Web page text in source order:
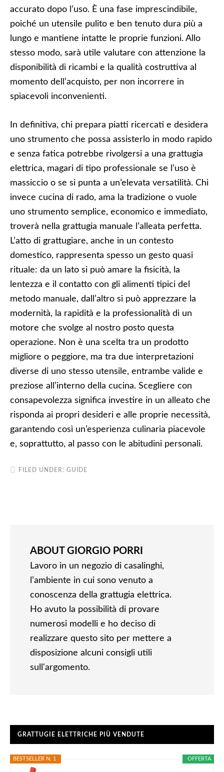
accurato dopo l’uso. È una fase imprescindibile,
poiché un utensile pulito e ben tenuto dura più a
lungo e mantiene intatte le proprie funzioni. Allo
stesso modo, sarà utile valutare con attenzione la
disponibilità di ricambi e la qualità costruttiva al
momento dell’acquisto, per non incorrere in
spiacevoli inconvenienti.
In definitiva, chi prepara piatti ricercati e desidera
uno strumento che possa assisterlo in modo rapido
e senza fatica potrebbe rivolgersi a una grattugia
elettrica, magari di tipo professionale se l’uso è
massiccio o se si punta a un’elevata versatilità. Chi
invece cucina di rado, ama la tradizione o vuole
uno strumento semplice, economico e immediato,
troverà nella grattugia manuale l’alleata perfetta.
L’atto di grattugiare, anche in un contesto
domestico, rappresenta spesso un gesto quasi
rituale: da un lato si può amare la fisicità, la
lentezza e il contatto con gli alimenti tipici del
metodo manuale, dall’altro si può apprezzare la
modernità, la rapidità e la professionalità di un
motore che svolge al nostro posto questa
operazione. Non è una scelta tra un prodotto
migliore o peggiore, ma tra due interpretazioni
diverse di uno stesso utensile, entrambe valide e
preziose all’interno della cucina. Scegliere con
consapevolezza significa investire in un alleato che
risponda ai propri desideri e alle proprie necessità,
garantendo così un’esperienza culinaria piacevole
e, soprattutto, al passo con le abitudini personali.
FILED UNDER: GUIDE
ABOUT GIORGIO PORRI
Lavoro in un negozio di casalinghi,
l’ambiente in cui sono venuto a
conoscenza della grattugia elettrica.
Ho avuto la possibilità di provare
numerosi modelli e ho deciso di
realizzare questo sito per mettere a
disposizione alcuni consigli utili
sull'argomento.
GRATTUGIE ELETTRICHE PIÙ VENDUTE
OFFERTA
BESTSELLER N. 1